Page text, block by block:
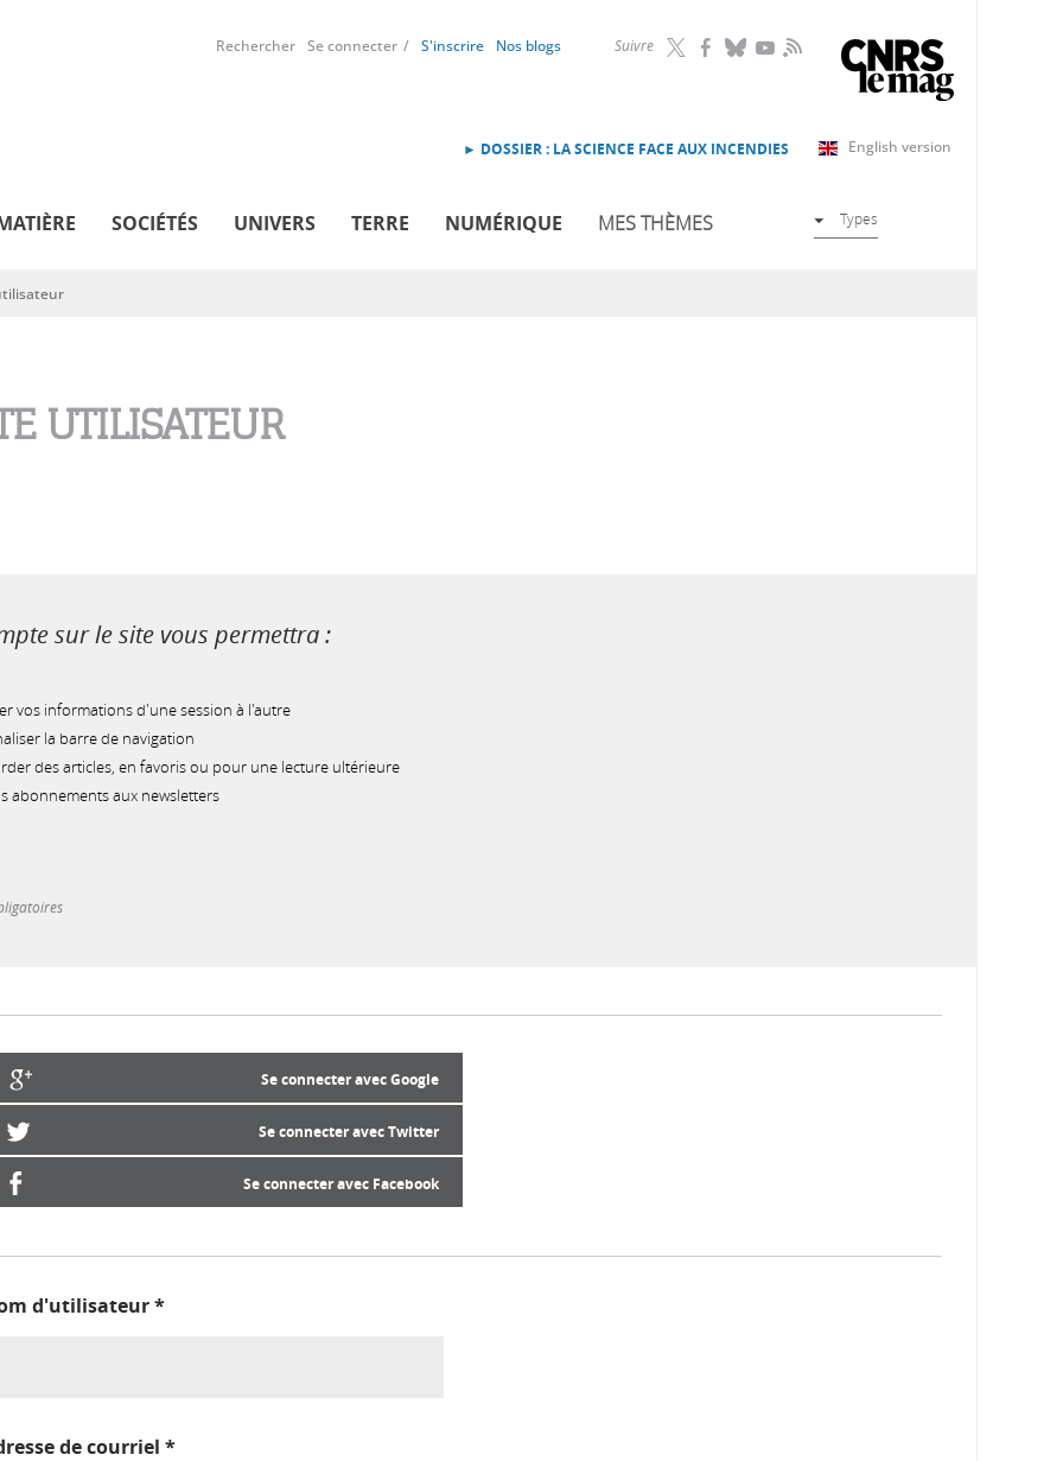
Suivre RSS
Rechercher Se connecter S'inscrire Nos blogs
English version
► DOSSIER : LA SCIENCE FACE AUX INCENDIES
SOCIÉTÉS UNIVERS TERRE NUMÉRIQUE MES THÈMES Types
UTILISATEUR
sur le site vous permettra :
vos informations d'une session à l'autre
la barre de navigation
des articles, en favoris ou pour une lecture ultérieure
abonnements aux newsletters
Se connecter avec Google
Se connecter avec Twitter
Se connecter avec Facebook
d'utilisateur*
de courriel *